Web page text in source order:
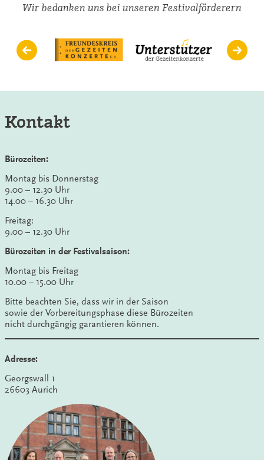
Wir bedanken uns bei unseren Festivalförderern
Kontakt
Bürozeiten:
Montag bis Donnerstag
9.00 – 12.30 Uhr
14.00 – 16.30 Uhr
Freitag:
9.00 – 12.30 Uhr
Bürozeiten in der Festivalsaison:
Montag bis Freitag
10.00 – 15.00 Uhr
Bitte beachten Sie, dass wir in der Saison
sowie der Vorbereitungsphase diese Bürozeiten
nicht durchgängig garantieren können.
Adresse:
Georgswall 1
26603 Aurich